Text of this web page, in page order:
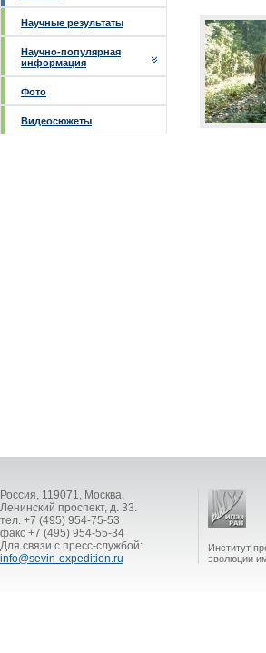
Научные результаты
Научно-популярная
информация
Фото
Видеосюжеты
Россия, 119071, Москва,
Ленинский проспект, д. 33.
тел. +7 (495) 954-75-53
факс +7 (495) 954-55-34
Для связи с пресс-службой:
info@sevin-expedition.ru
Институт
эволюции